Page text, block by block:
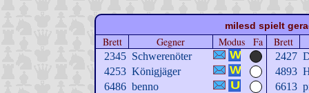
milesd spielt
Brett Gegner Modus Fa Brett
2345 Schwerenöter 2427
4253 Königjäger 4893
6486 benno 6613